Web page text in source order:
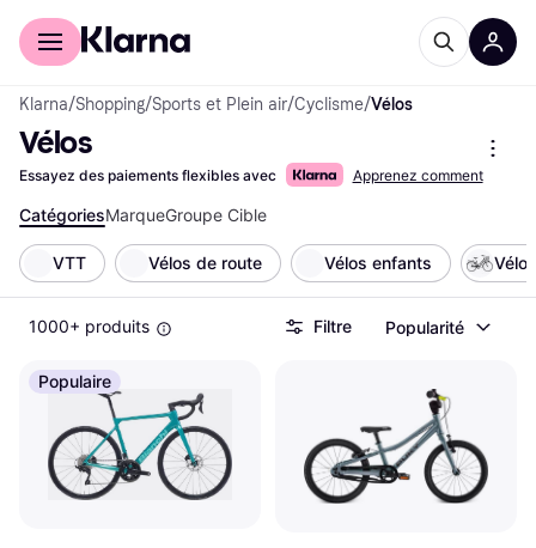
Acheter avec Klarna
Klarna/Shopping/Sports et Plein air/Cyclisme/Vélos
Vélos
Essayez des paiements flexibles avec Apprenez comment
CatégoriesMarqueGroupe Cible
VTT Vélos de route Vélos enfants
1000+ produits Filtre Popularité
Populaire